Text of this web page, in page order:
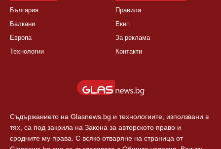
България
Балкани
Европа
Технологии
Правила
Екип
За реклама
Контакти
Съдържанието на Glasnews.bg и технологиите, използвани в
тях, са под закрила на Закона за авторското право и
сродните му права. С всяко отваряне на страница от